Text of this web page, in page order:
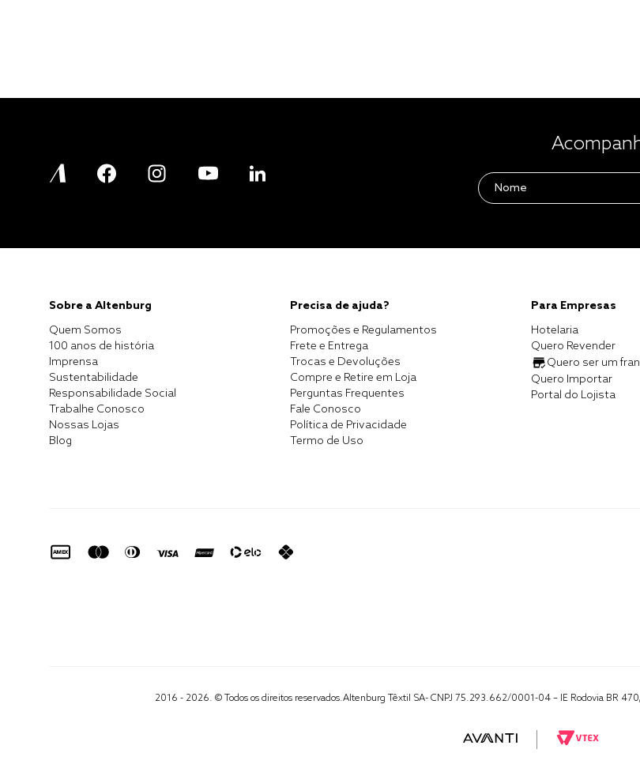
Sobre a Altenburg
Quem Somos
100 anos de história
Imprensa
Sustentabilidade
Responsabilidade Social
Trabalhe Conosco
Nossas Lojas
Blog
Precisa de ajuda?
Promoções e Regulamentos
Frete e Entrega
Trocas e Devoluções
Compre e Retire em Loja
Perguntas Frequentes
Fale Conosco
Política de Privacidade
Termo de Uso
Para Empresas
Hotelaria
Quero Revender
Quero ser um
Quero Importar
Portal do Lojista
2016 - 2026. © Todos os direitos reservados.Altenburg Têxtil SA- CNPJ 75.293.662/0001-04 – IE Rodovia BR